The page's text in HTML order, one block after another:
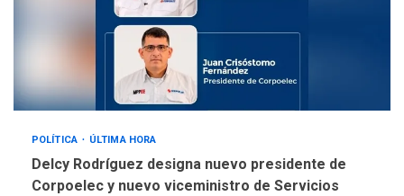
Alcaldía de Mariño climatiza
Núcleo del Sistema de
Orquestas Porlamar
POLÍTICA ÚLTIMA HORA
Delcy Rodríguez designa nuevo presidente de
Corpoelec y nuevo viceministro de Servicios